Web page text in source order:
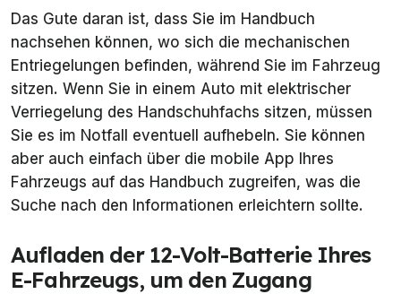
Das Gute daran ist, dass Sie im Handbuch
nachsehen können, wo sich die mechanischen
Entriegelungen befinden, während Sie im Fahrzeug
sitzen. Wenn Sie in einem Auto mit elektrischer
Verriegelung des Handschuhfachs sitzen, müssen
Sie es im Notfall eventuell aufhebeln. Sie können
aber auch einfach über die mobile App Ihres
Fahrzeugs auf das Handbuch zugreifen, was die
Suche nach den Informationen erleichtern sollte.
Aufladen der 12-Volt-Batterie Ihres
E-Fahrzeugs, um den Zugang